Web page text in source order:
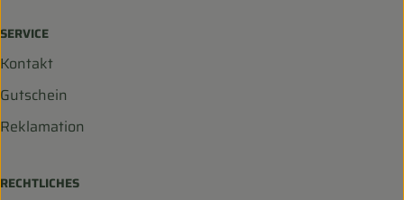
SERVICE
Kontakt
Gutschein
Reklamation
RECHTLICHES